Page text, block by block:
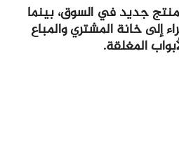
جديد في السوق، بينما
إلى خانة المشتري والمباع
المغلقة.